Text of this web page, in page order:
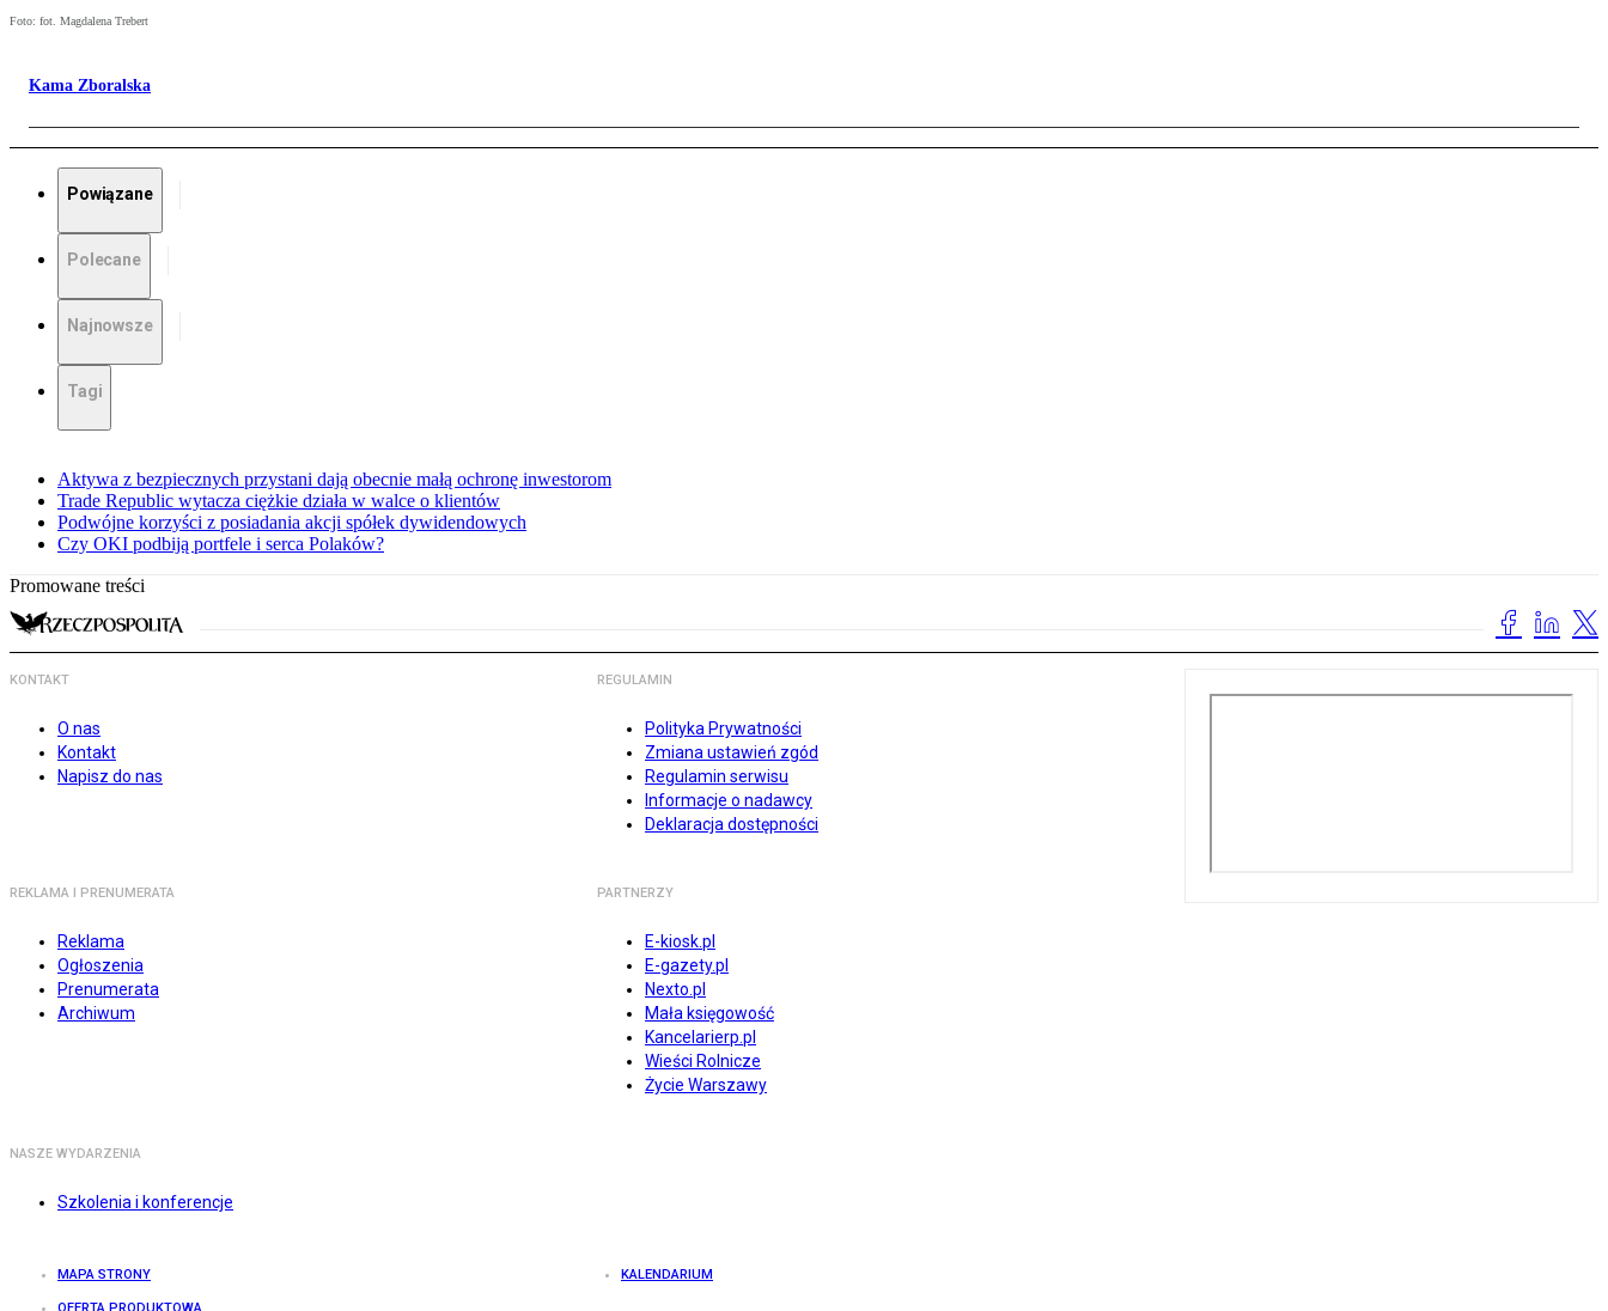
Foto: fot. Magdalena Trebert
Kama Zboralska
Powiązane
Polecane
Najnowsze
Tagi
Aktywa z bezpiecznych przystani dają obecnie małą ochronę inwestorom
Trade Republic wytacza ciężkie działa w walce o klientów
Podwójne korzyści z posiadania akcji spółek dywidendowych
Czy OKI podbiją portfele i serca Polaków?
Promowane treści
KONTAKT
O nas
Kontakt
Napisz do nas
REGULAMIN
Polityka Prywatności
Zmiana ustawień zgód
Regulamin serwisu
Informacje o nadawcy
Deklaracja dostępności
REKLAMA I PRENUMERATA
Reklama
Ogłoszenia
Prenumerata
Archiwum
PARTNERZY
E-kiosk.pl
E-gazety.pl
Nexto.pl
Mała księgowość
Kancelarierp.pl
Wieści Rolnicze
Życie Warszawy
NASZE WYDARZENIA
Szkolenia i konferencje
MAPA STRONY KALENDARIUM